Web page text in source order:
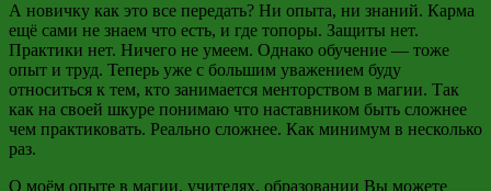
А новичку как это все передать? Ни опыта, ни знаний. Карма
ещё сами не знаем что есть, и где топоры. Защиты нет.
Практики нет. Ничего не умеем. Однако обучение — тоже
опыт и труд. Теперь уже с большим уважением буду
относиться к тем, кто занимается менторством в магии. Так
как на своей шкуре понимаю что наставником быть сложнее
чем практиковать. Реально сложнее. Как минимум в несколько
раз.
О моём опыте в магии, учителях, образовании Вы можете